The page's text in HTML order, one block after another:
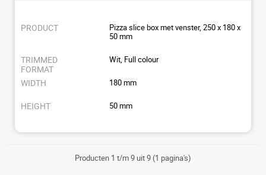
Pizza slice box met venster, 250 x 180 x
50 mm
Wit, Full colour
180 mm
50 mm
Producten 1 t/m 9 uit 9 (1 pagina's)